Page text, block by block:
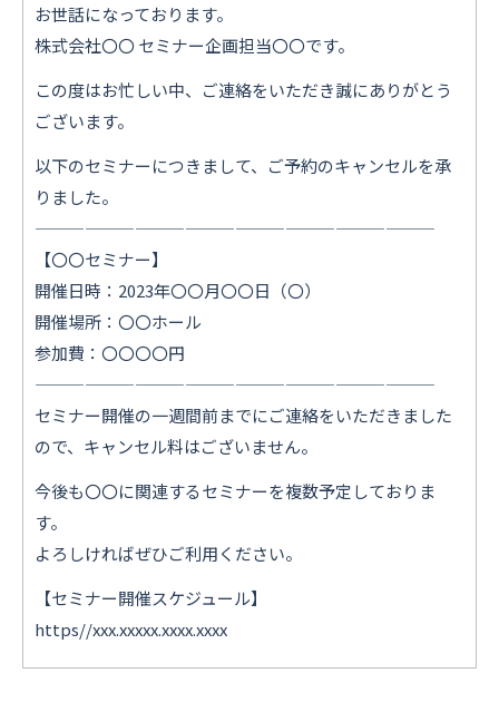
お世話になっております。
株式会社〇〇 セミナー企画担当〇〇です。
この度はお忙しい中、ご連絡をいただき誠にありがとう
ございます。
以下のセミナーにつきまして、ご予約のキャンセルを承
りました。
————————————————————————
【〇〇セミナー】
開催日時：2023年〇〇月〇〇日（〇）
開催場所：〇〇ホール
参加費：〇〇〇〇円
————————————————————————
セミナー開催の一週間前までにご連絡をいただきました
ので、キャンセル料はございません。
今後も〇〇に関連するセミナーを複数予定しておりま
す。
よろしければぜひご利用ください。
【セミナー開催スケジュール】
https//xxx.xxxxx.xxxx.xxxx